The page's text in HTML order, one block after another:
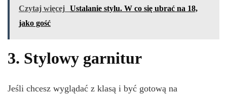
Czytaj więcej Ustalanie stylu. W co się ubrać na 18,
jako gość
3. Stylowy garnitur
Jeśli chcesz wyglądać z klasą i być gotową na